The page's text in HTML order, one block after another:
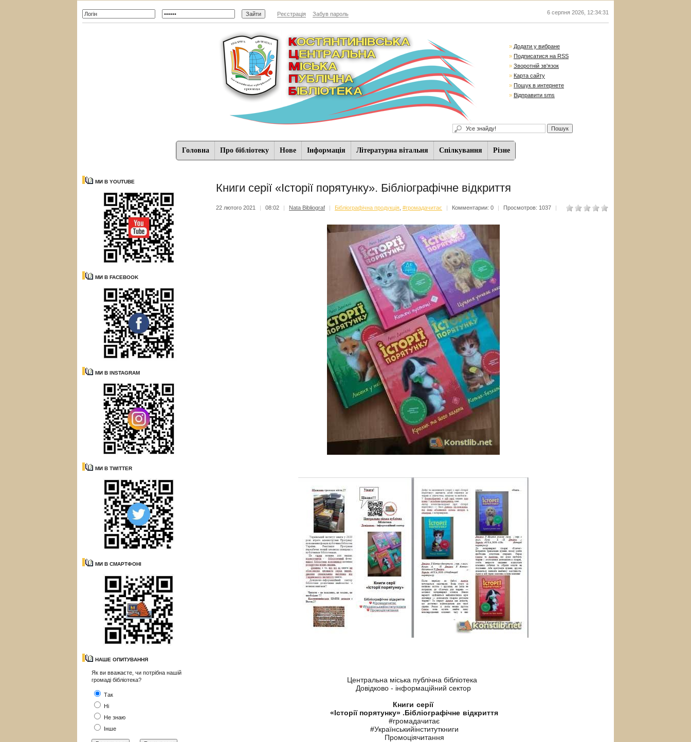
Реєстрація Забув пароль 6 серпня 2026 12:34:32
» Додати у вибране
» Подписатися на RSS
» Зворотній зв'язок
» Карта сайту
» Пошук в интернете
» Відправити sms
Головна Про бібліотеку Нове Iнформацiя Літературна вітальня Спiлкування Різне
МИ В YOUTUBE
МИ В FACEBOOK
МИ В INSTAGRAM
МИ В TWITTER
МИ В СМАРТФОНІ
НАШЕ ОПИТУВАННЯ
Як ви вважаєте, чи потрібна нашій
громаді бібліотека?
Так
Ні
Не знаю
Інше
Книги серії «Історії порятунку». Бібліографічне відкриття
22 лютого 2021 | 08:02 | Nata Bibliograf | Бібліографічна продукція #громадачитає | Комментарии: 0 | Просмотров: 1037 |
Центральна міська публічна бібліотека
Довідково - інформаційний сектор
Книги серії
«Історії порятунку» .Бібліографічне відкриття
#громадачитає
#Українськийінституткниги
Промоціячитання